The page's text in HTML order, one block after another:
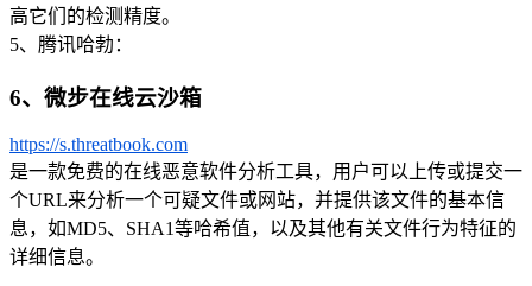
高它们的检测精度。
5、腾讯哈勃：
6、微步在线云沙箱
https://s.threatbook.com
是一款免费的在线恶意软件分析工具，用户可以上传或提交一
个URL来分析一个可疑文件或网站，并提供该文件的基本信
息，如MD5、SHA1等哈希值，以及其他有关文件行为特征的
详细信息。